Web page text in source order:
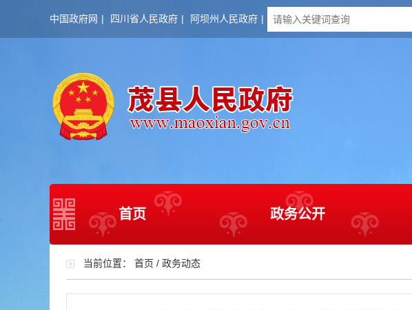
中国政府网 | 四川省人民政府 | 阿坝州人民政府 |
首页 政务公开
当前位置： 首页 / 政务动态